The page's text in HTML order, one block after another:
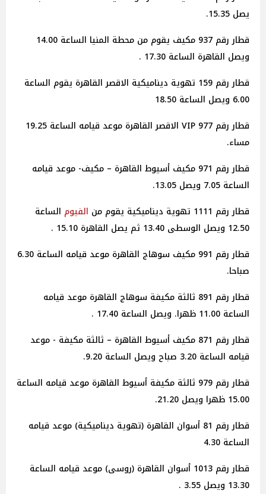
يصل 15.35.
قطار رقم 937 مكيف يقوم من محطة المنيا الساعة 14.00
ويصل القاهرة الساعة 17.30 .
قطار رقم 159 تهوية ديناميكية الاقصر القاهرة يقوم الساعة
6.00 ويصل الساعة 18.50
قطار رقم 977 VIP الاقصر القاهرة موعد قيامه الساعة 19.25
مساء.
قطار رقم 971 مكيف أسيوط القاهرة – مكيف- موعد قيامه
الساعة 7.05 ويصل 13.05.
قطار رقم 1111 تهوية ديناميكية يقوم من
الفيوم الساعة
12.50 ويصل الوسطى 13.40 ثم يصل القاهرة 15.10 .
قطار رقم 991 مكيف سوهاج القاهرة موعد قيامه الساعة 6.30
صباحا.
قطار رقم 891 ثالثة مكيفة سوهاج القاهرة موعد قيامه
الساعة 11.00 ظهرا. ويصل الساعة 17.40 .
قطار رقم 871 مكيف أسيوط القاهرة – ثالثة مكيفة - موعد
قيامه الساعة 3.20 صباح ويصل الساعة 9.20.
قطار رقم 979 ثالثة مكيفة أسيوط القاهرة موعد قيامه الساعة
15.00 ظهرا ويصل 21.20.
قطار رقم 81 أسوان القاهرة (تهوية ديناميكية) موعد قيامه
الساعة 4.30
قطار رقم 1013 أسوان القاهرة (روسى) موعد قيامه الساعة
13.30 ويصل 3.55 .